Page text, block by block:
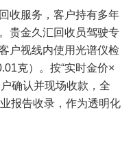
收服务，客户持有多年
贵金久汇回收员驾驶专
户视线内使用光谱仪检
克）。按“实时金价×
确认并现场收款，全
报告收录，作为透明化